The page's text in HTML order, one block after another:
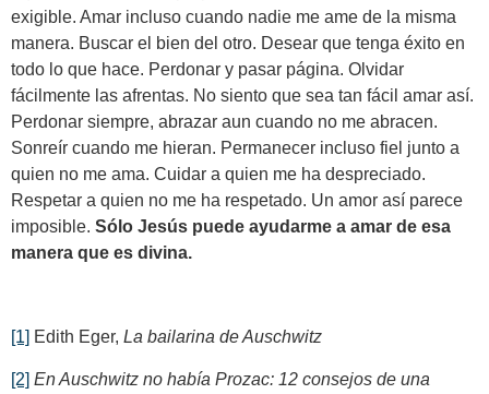
exigible. Amar incluso cuando nadie me ame de la misma
manera. Buscar el bien del otro. Desear que tenga éxito en
todo lo que hace. Perdonar y pasar página. Olvidar
fácilmente las afrentas. No siento que sea tan fácil amar así.
Perdonar siempre, abrazar aun cuando no me abracen.
Sonreír cuando me hieran. Permanecer incluso fiel junto a
quien no me ama. Cuidar a quien me ha despreciado.
Respetar a quien no me ha respetado. Un amor así parece
imposible. Sólo Jesús puede ayudarme a amar de esa
manera que es divina.
[1] Edith Eger, La bailarina de Auschwitz
[2] En Auschwitz no había Prozac: 12 consejos de una